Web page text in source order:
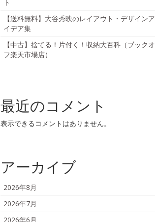
ト
【送料無料】大谷秀映のレイアウト・デザインア
イデア集
【中古】捨てる！片付く！収納大百科（ブックオ
フ楽天市場店）
最近のコメント
表示できるコメントはありません。
アーカイブ
2026年8月
2026年7月
2026年6月